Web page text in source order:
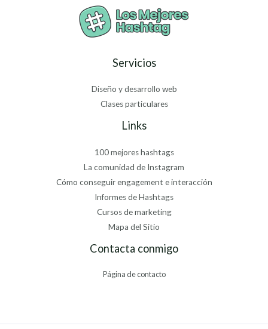
Servicios
Diseño y desarrollo web
Clases particulares
Links
100 mejores hashtags
La comunidad de Instagram
Cómo conseguir engagement e interacción
Informes de Hashtags
Cursos de marketing
Mapa del Sitio
Contacta conmigo
Página de contacto